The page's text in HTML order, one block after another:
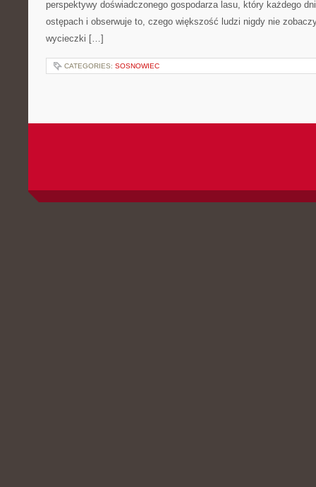
perspektywy doświadczonego gospodarza lasu, który każdego
ostępach i obserwuje to, czego większość ludzi nigdy nie
wycieczki […]
CATEGORIES: SOSNOWIEC